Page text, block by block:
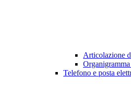
Articolazione
Organigramma
Telefono e posta